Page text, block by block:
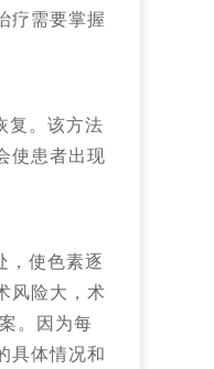
疗需要掌握
复。该方法
使患者出现
，使色素逐
风险大，术
。因为每
具体情况和